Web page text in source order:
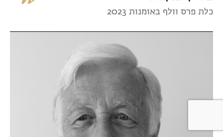
כלת פרס וולף באומנות 2023